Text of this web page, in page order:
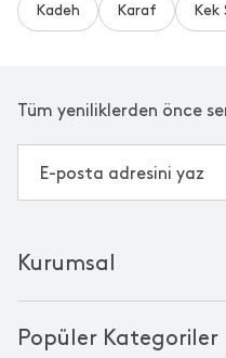
Kadeh Karaf Kek
Tüm yeniliklerden önce
Popüler Kategoriler
Kurumsal
Kurumsal Satış